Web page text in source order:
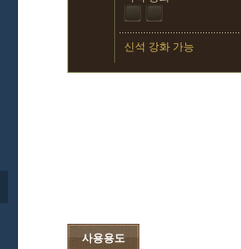
신석 강화 가능
사용용도